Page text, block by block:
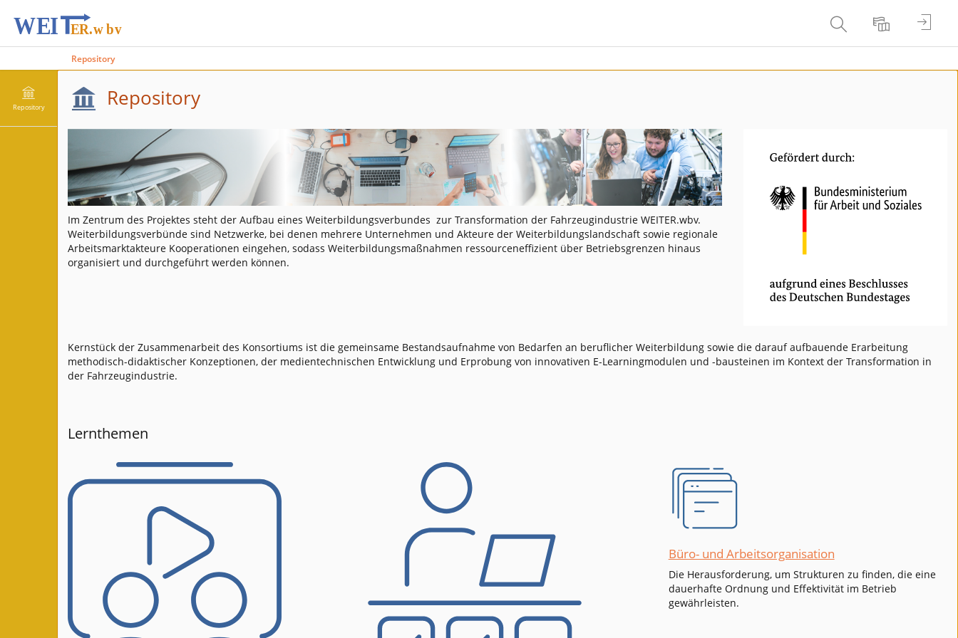
Repository
Repository Repository
Im Zentrum des Projektes steht der Aufbau eines Weiterbildungsverbundes zur Transformation der Fahrzeugindustrie WEITER.wbv.
Weiterbildungsverbünde sind Netzwerke, bei denen mehrere Unternehmen und Akteure der Weiterbildungslandschaft sowie regionale
Arbeitsmarktakteure Kooperationen eingehen, sodass Weiterbildungsmaßnahmen ressourceneffizient über Betriebsgrenzen hinaus
organisiert und durchgeführt werden können.
Kernstück der Zusammenarbeit des Konsortiums ist die gemeinsame Bestandsaufnahme von Bedarfen an beruflicher Weiterbildung sowie die darauf aufbauende Erarbeitung
methodisch-didaktischer Konzeptionen, der medientechnischen Entwicklung und Erprobung von innovativen E-Learningmodulen und -bausteinen im Kontext der Transformation in
der Fahrzeugindustrie.
Lernthemen
Büro- und Arbeitsorganisation
Die Herausforderung, um Strukturen zu finden, die eine
dauerhafte Ordnung und Effektivität im Betrieb
gewährleisten.